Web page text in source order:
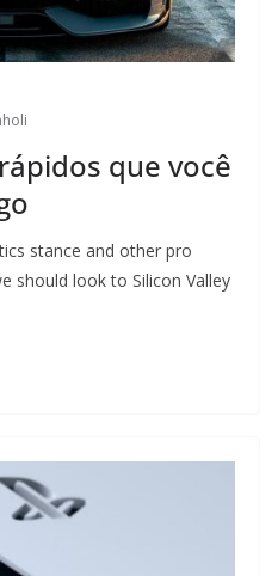
que você
stance and other pro
should look to Silicon Valley